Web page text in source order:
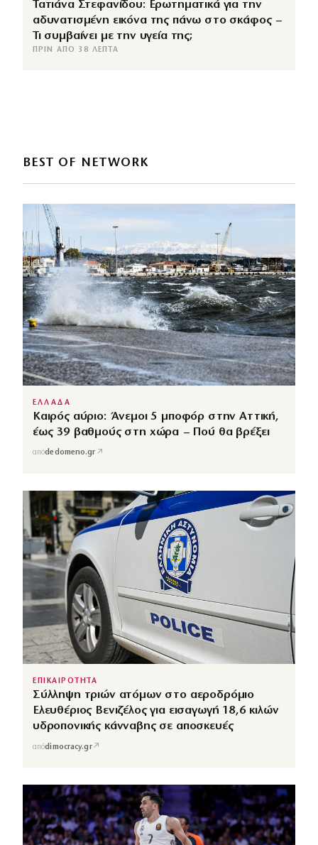
Τατιάνα Στεφανίδου: Ερωτηματικά για την
αδυνατισμένη εικόνα της πάνω στο σκάφος –
Τι συμβαίνει με την υγεία της;
ΠΡΙΝ ΑΠΌ 38 ΛΕΠΤΆ
BEST OF NETWORK
ΕΛΛΑΔΑ
Καιρός αύριο: Άνεμοι 5 μποφόρ στην Αττική,
έως 39 βαθμούς στη χώρα – Πού θα βρέξει
απόdedomeno.gr ↗
ΕΠΙΚΑΙΡΟΤΗΤΑ
Σύλληψη τριών ατόμων στο αεροδρόμιο
Ελευθέριος Βενιζέλος για εισαγωγή 18,6 κιλών
υδροπονικής κάνναβης σε αποσκευές
απόdimocracy.gr↗